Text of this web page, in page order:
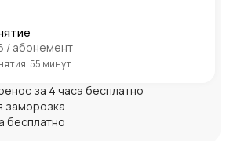
/ абонемент
55 минут
за 4 часа бесплатно
заморозка
бесплатно